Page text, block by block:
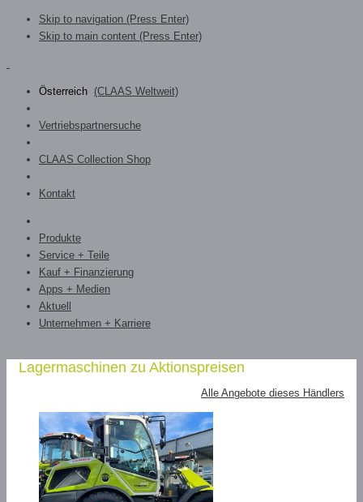
Skip to navigation (Press Enter)
Skip to main content (Press Enter)
Österreich (CLAAS Weltweit)
Vertriebspartnersuche
CLAAS Collection Shop
Kontakt
Produkte
Service + Teile
Kauf + Finanzierung
Apps + Medien
Aktuell
Unternehmen + Karriere
Lagermaschinen zu Aktionspreisen
Alle Angebote dieses Händlers